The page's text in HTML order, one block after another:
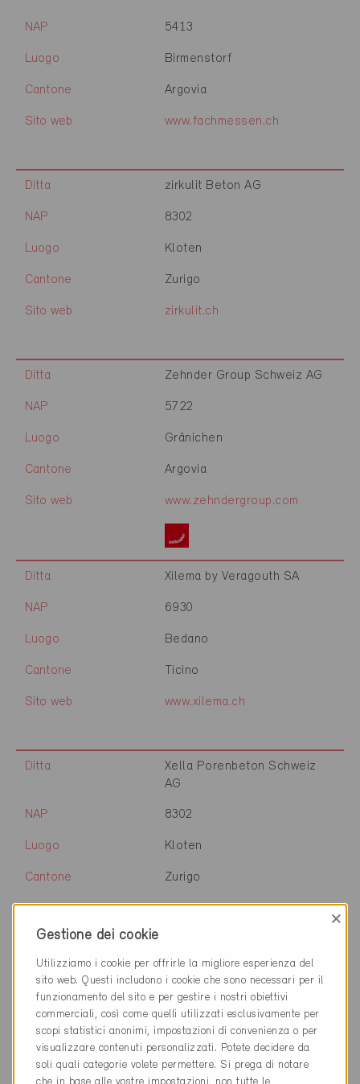
NAP 5413
Luogo Birmenstorf
Cantone Argovia
Sito web www.fachmessen.ch
Ditta zirkulit Beton AG
NAP 8302
Luogo Kloten
Cantone Zurigo
Sito web zirkulit.ch
Ditta Zehnder Group Schweiz AG
NAP 5722
Luogo Gränichen
Cantone Argovia
Sito web www.zehndergroup.com
Ditta Xilema by Veragouth SA
NAP 6930
Luogo Bedano
Cantone Ticino
Sito web www.xilema.ch
Ditta
Xella Porenbeton Schweiz
AG
NAP 8302
Luogo Kloten
Cantone Zurigo
Sito web www.xella.ch
Ditta WSP Ingénieurs Conseils SA
NAP 1001
Luogo Lausanne
Cantone Vaud
Gestione dei cookie
×
Utilizziamo i cookie per offrirle la migliore esperienza del
sito web. Questi includono i cookie che sono necessari per il
funzionamento del sito e per gestire i nostri obiettivi
commerciali, così come quelli utilizzati esclusivamente per
scopi statistici anonimi, impostazioni di convenienza o per
visualizzare contenuti personalizzati. Potete decidere da
soli quali categorie volete permettere. Si prega di notare